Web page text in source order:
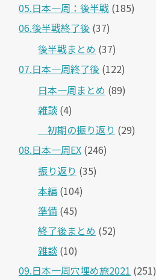
05.日本一周：後半戦 (185)
06.後半戦終了後 (37)
後半戦まとめ (37)
07.日本一周終了後 (122)
日本一周まとめ (89)
雑談 (4)
＿初期の振り返り (29)
08.日本一周EX (246)
振り返り (35)
本編 (104)
準備 (45)
終了後まとめ (52)
雑談 (10)
09.日本一周穴埋め旅2021 (251)